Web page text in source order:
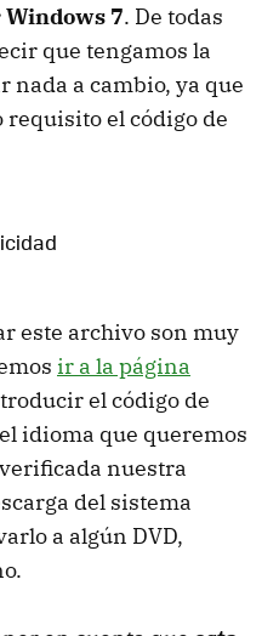
7. De todas
que tengamos la
nada a cambio, ya que
requisito el código de
este archivo son muy
ir a la página
el código de
idioma que queremos
nuestra
del sistema
a algún DVD,